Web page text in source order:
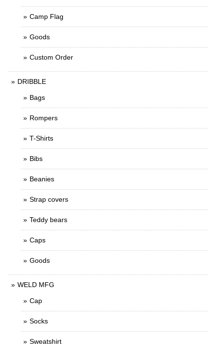
Camp Flag
Goods
Custom Order
DRIBBLE
Bags
Rompers
T-Shirts
Bibs
Beanies
Strap covers
Teddy bears
Caps
Goods
WELD MFG
Cap
Socks
Sweatshirt